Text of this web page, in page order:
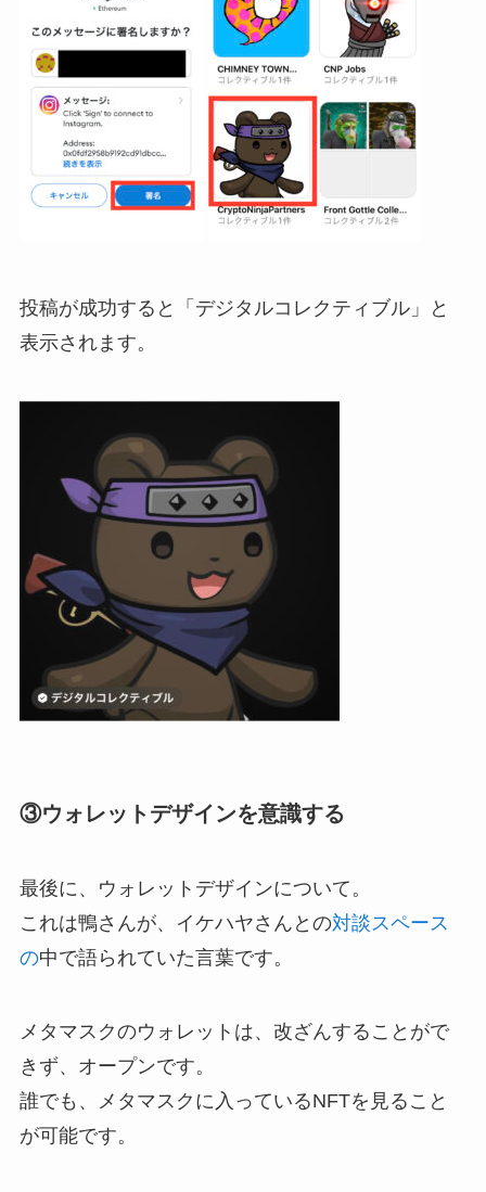
投稿が成功すると「デジタルコレクティブル」と
表示されます。
③ウォレットデザインを意識する
最後に、ウォレットデザインについて。
これは鴨さんが、イケハヤさんとの対談スペース
の中で語られていた言葉です。
メタマスクのウォレットは、改ざんすることがで
きず、オープンです。
誰でも、メタマスクに入っているNFTを見ること
が可能です。